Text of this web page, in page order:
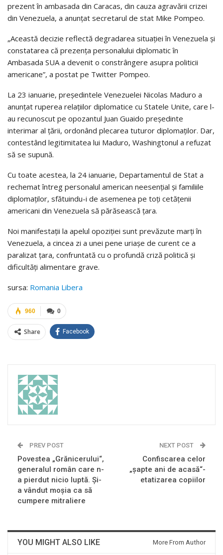
prezent în ambasada din Caracas, din cauza agravării crizei
din Venezuela, a anunţat secretarul de stat Mike Pompeo.
„Această decizie reflectă degradarea situaţiei în Venezuela şi
constatarea că prezenţa personalului diplomatic în
Ambasada SUA a devenit o constrângere asupra politicii
americane”, a postat pe Twitter Pompeo.
La 23 ianuarie, preşedintele Venezuelei Nicolas Maduro a
anunţat ruperea relaţiilor diplomatice cu Statele Unite, care l-
au recunoscut pe opozantul Juan Guaido preşedinte
interimar al ţării, ordonând plecarea tuturor diplomaţilor. Dar,
contestând legitimitatea lui Maduro, Washingtonul a refuzat
să se supună.
Cu toate acestea, la 24 ianuarie, Departamentul de Stat a
rechemat întreg personalul american neesenţial şi familiile
diplomaţilor, sfătuindu-i de asemenea pe toţi cetăţenii
americani din Venezuela să părăsească ţara.
Noi manifestaţii la apelul opoziţiei sunt prevăzute marţi în
Venezuela, a cincea zi a unei pene uriaşe de curent ce a
paralizat ţara, confruntată cu o profundă criză politică şi
dificultăţi alimentare grave.
sursa: Romania Libera
0
960
Share Facebook
PREV POST
Povestea „Grănicerului“,
generalul român care n-
a pierdut nicio luptă. Şi-
a vândut moşia ca să
cumpere mitraliere
NEXT POST
Confiscarea celor
„șapte ani de acasă“-
etatizarea copiilor
YOU MIGHT ALSO LIKE More From Author